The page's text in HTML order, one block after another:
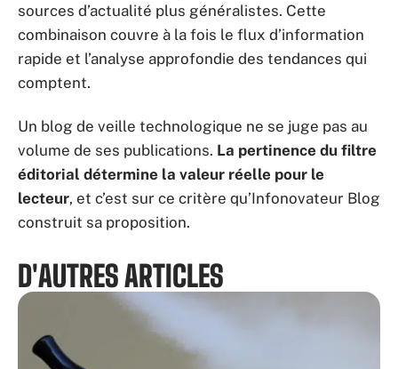
sources d’actualité plus généralistes. Cette
combinaison couvre à la fois le flux d’information
rapide et l’analyse approfondie des tendances qui
comptent.
Un blog de veille technologique ne se juge pas au
volume de ses publications. La pertinence du filtre
éditorial détermine la valeur réelle pour le
lecteur, et c’est sur ce critère qu’Infonovateur Blog
construit sa proposition.
D'AUTRES ARTICLES